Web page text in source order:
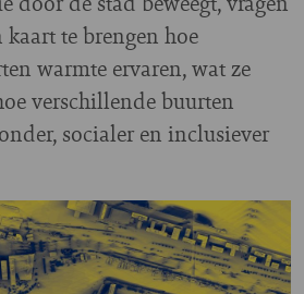
te brengen hoe
warmte ervaren, wat ze
verschillende buurten
socialer en inclusiever